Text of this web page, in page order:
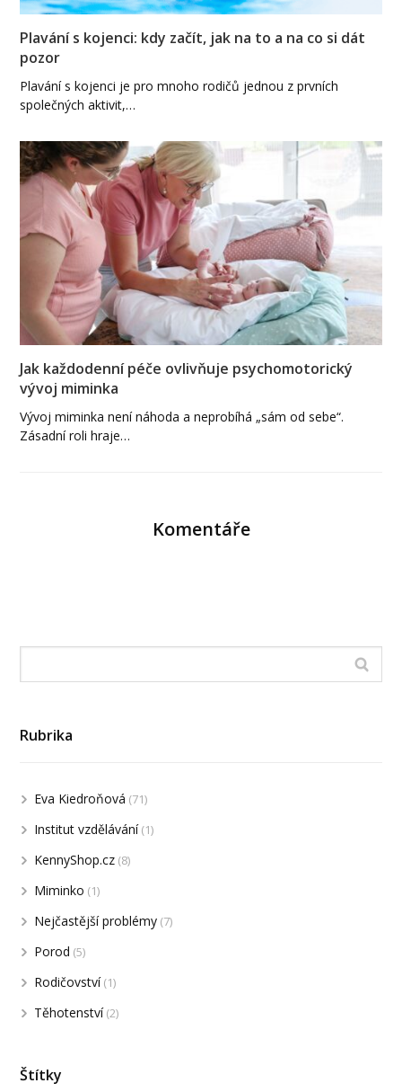
Plavání s kojenci: kdy začít, jak na to a na co si dát
pozor
Plavání s kojenci je pro mnoho rodičů jednou z prvních
společných aktivit,…
Jak každodenní péče ovlivňuje psychomotorický
vývoj miminka
Vývoj miminka není náhoda a neprobíhá „sám od sebe“.
Zásadní roli hraje…
Komentáře
Rubrika
Eva Kiedroňová (71)
Institut vzdělávání(1)
KennyShop.cz (8)
Miminko (1)
Nejčastější problémy (7)
Porod (5)
Rodičovství(1)
Těhotenství(2)
Štítky